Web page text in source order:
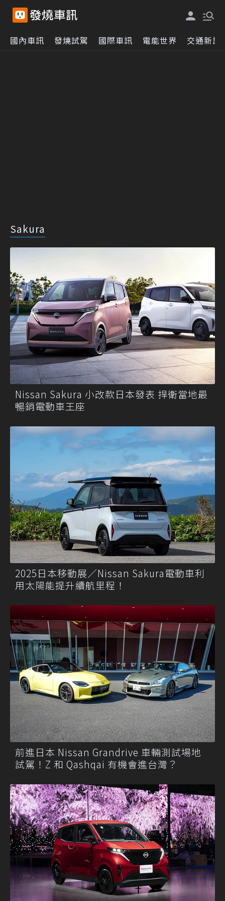
國內車訊 發燒試駕 國際車訊 電能世界 交通新訊
Sakura
Nissan Sakura 小改款日本發表 捍衛當地最
暢銷電動車王座
2025日本移動展／Nissan Sakura電動車利
用太陽能提升續航里程！
前進日本 Nissan Grandrive 車輛測試場地
試駕！Z 和 Qashqai 有機會進台灣？